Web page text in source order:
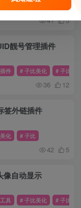
# 子比
41 5
靓号管理插件
件 # 子比美化 # 子比
36 12
签外链插件
化 # 子比
42 5
自动显示
具 # 子比美化 # 子比